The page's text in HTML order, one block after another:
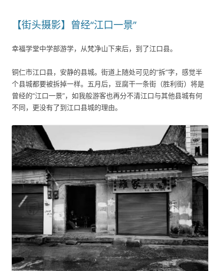
【街头摄影】曾经“江口一景”
幸福学堂中学部游学，从梵净山下来后，到了江口县。
铜仁市江口县，安静的县城。街道上随处可见的“拆”字，感觉半
个县城都要被拆掉一样。五月后，豆腐干一条街（胜利街）将是
曾经的“江口一景”，如我般游客也再分不清江口与其他县城有何
不同，更没有了到江口县城的理由。